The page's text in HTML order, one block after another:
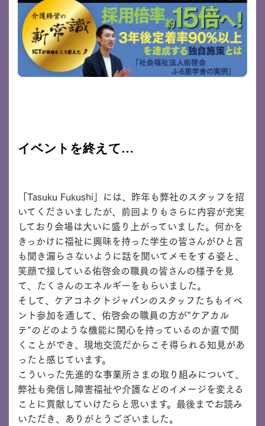
イベントを終えて…
「Tasuku Fukushi」には、昨年も弊社のスタッフを招
いてくださいましたが、前回よりもさらに内容が充実
しており会場は大いに盛り上がっていました。何かを
きっかけに福祉に興味を持った学生の皆さんがひと言
も聞き漏らさないように話を聞いてメモをする姿と、
笑顔で接している佑啓会の職員の皆さんの様子を見
て、たくさんのエネルギーをもらいました。
そして、ケアコネクトジャパンのスタッフたちもイベ
ント参加を通して、佑啓会の職員の方が”ケアカル
テ”のどのような機能に関心を持っているのか直で聞
くことができ、現地交流だからこそ得られる知見があ
ったと感じています。
こういった先進的な事業所さまの取り組みについて、
弊社も発信し障害福祉や介護などのイメージを変える
ことに貢献していけたらと思います。最後までお読み
いただき、ありがとうございました。